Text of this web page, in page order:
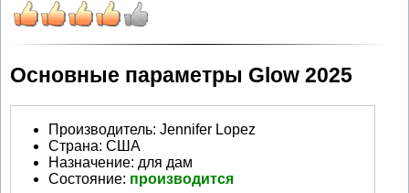
Основные параметры Glow 2025
Производитель: Jennifer Lopez
Страна: США
Назначение: для дам
Состояние: производится